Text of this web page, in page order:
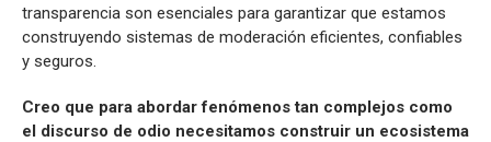
transparencia son esenciales para garantizar que estamos
construyendo sistemas de moderación eficientes, confiables
y seguros.
Creo que para abordar fenómenos tan complejos como
el discurso de odio necesitamos construir un ecosistema